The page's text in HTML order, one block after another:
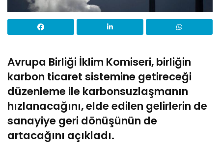
Avrupa Birliği İklim Komiseri, birliğin
karbon ticaret sistemine getireceği
düzenleme ile karbonsuzlaşmanın
hızlanacağını, elde edilen gelirlerin de
sanayiye geri dönüşünün de
artacağını açıkladı.